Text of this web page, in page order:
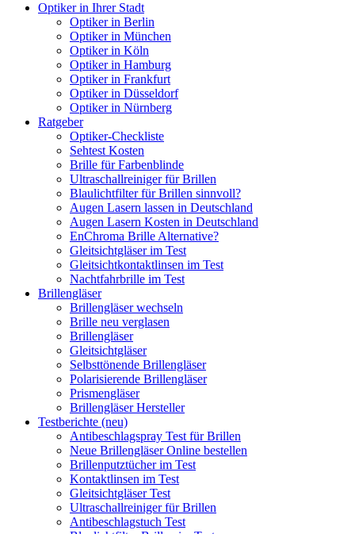
Optiker in Ihrer Stadt
Optiker in Berlin
Optiker in München
Optiker in Köln
Optiker in Hamburg
Optiker in Frankfurt
Optiker in Düsseldorf
Optiker in Nürnberg
Ratgeber
Optiker-Checkliste
Sehtest Kosten
Brille für Farbenblinde
Ultraschallreiniger für Brillen
Blaulichtfilter für Brillen sinnvoll?
Augen Lasern lassen in Deutschland
Augen Lasern Kosten in Deutschland
EnChroma Brille Alternative?
Gleitsichtgläser im Test
Gleitsichtkontaktlinsen im Test
Nachtfahrbrille im Test
Brillengläser
Brillengläser wechseln
Brille neu verglasen
Brillengläser
Gleitsichtgläser
Selbsttönende Brillengläser
Polarisierende Brillengläser
Prismengläser
Brillengläser Hersteller
Testberichte (neu)
Antibeschlagspray Test für Brillen
Neue Brillengläser Online bestellen
Brillenputztücher im Test
Kontaktlinsen im Test
Gleitsichtgläser Test
Ultraschallreiniger für Brillen
Antibeschlagstuch Test